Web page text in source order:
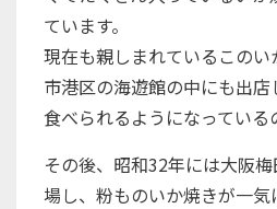
ています。
現在も親しまれているこの
市港区の海遊館の中にも出
食べられるようになっている
その後、昭和32年には大阪
場し、粉ものいか焼きが一